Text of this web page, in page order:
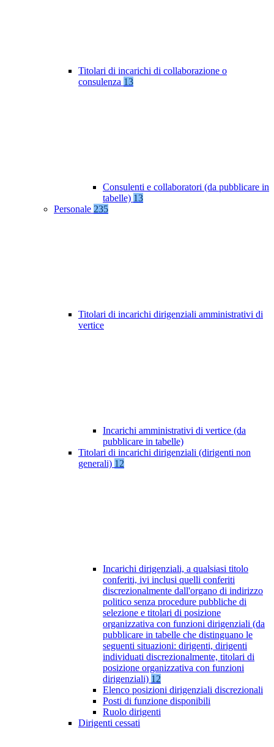
Titolari di incarichi di collaborazione o
consulenza 13
Consulenti e collaboratori (da pubblicare in
tabelle) 13
Personale 235
Titolari di incarichi dirigenziali amministrativi di
vertice
Incarichi amministrativi di vertice (da
pubblicare in tabelle)
Titolari di incarichi dirigenziali (dirigenti non
generali) 12
Incarichi dirigenziali, a qualsiasi titolo
conferiti, ivi inclusi quelli conferiti
discrezionalmente dall'organo di indirizzo
politico senza procedure pubbliche di
selezione e titolari di posizione
organizzativa con funzioni dirigenziali (da
pubblicare in tabelle che distinguano le
seguenti situazioni: dirigenti, dirigenti
individuati discrezionalmente, titolari di
posizione organizzativa con funzioni
dirigenziali) 12
Elenco posizioni dirigenziali discrezionali
Posti di funzione disponibili
Ruolo dirigenti
Dirigenti cessati